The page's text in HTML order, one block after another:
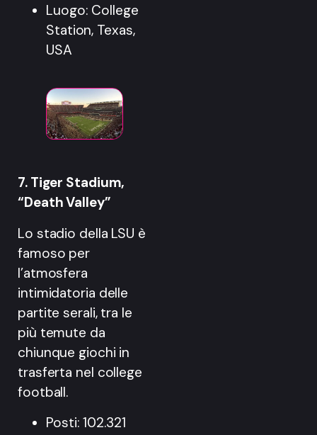
Luogo: College
Station, Texas,
USA
7. Tiger Stadium,
“Death Valley”
Lo stadio della LSU è
famoso per
l’atmosfera
intimidatoria delle
partite serali, tra le
più temute da
chiunque giochi in
trasferta nel college
football.
Posti: 102.321